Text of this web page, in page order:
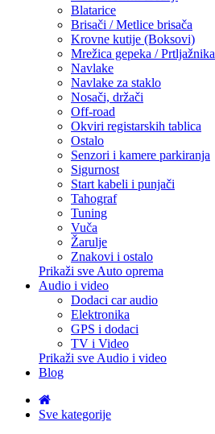
Blatarice
Brisači / Metlice brisača
Krovne kutije (Boksovi)
Mrežica gepeka / Prtljažnika
Navlake
Navlake za staklo
Nosači, držači
Off-road
Okviri registarskih tablica
Ostalo
Senzori i kamere parkiranja
Sigurnost
Start kabeli i punjači
Tahograf
Tuning
Vuča
Žarulje
Znakovi i ostalo
Prikaži sve Auto oprema
Audio i video
Dodaci car audio
Elektronika
GPS i dodaci
TV i Video
Prikaži sve Audio i video
Blog
Sve kategorije